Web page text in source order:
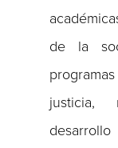
de la
justicia,